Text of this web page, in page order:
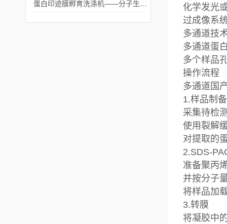
化学发光
过成像系
多通道技
多通道蛋
多个样品
操作流程
多通道国
1.样品制
采集待检
使用裂解
对提取的
2.SDS-
准备聚丙
并按分子
将样品加
3.转膜
将凝胶中